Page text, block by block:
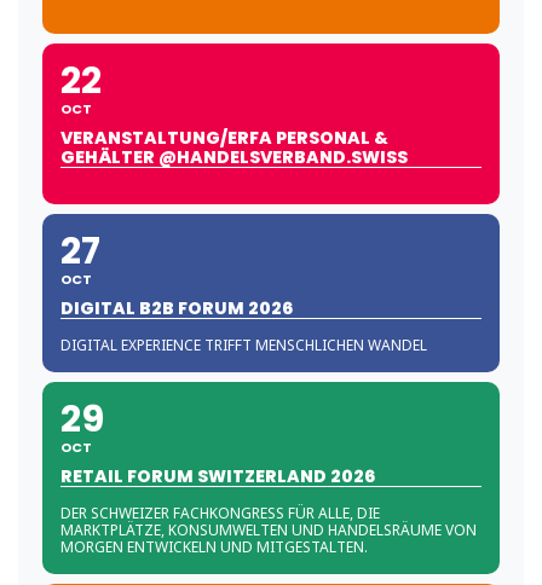
22
OCT
VERANSTALTUNG/ERFA PERSONAL &
GEHÄLTER @HANDELSVERBAND.SWISS
27
OCT
DIGITAL B2B FORUM 2026
DIGITAL EXPERIENCE TRIFFT MENSCHLICHEN WANDEL
29
OCT
RETAIL FORUM SWITZERLAND 2026
DER SCHWEIZER FACHKONGRESS FÜR ALLE, DIE
MARKTPLÄTZE, KONSUMWELTEN UND HANDELSRÄUME VON
MORGEN ENTWICKELN UND MITGESTALTEN.